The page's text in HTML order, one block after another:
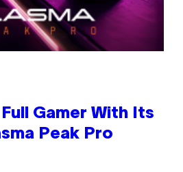
Gamer With Its
Peak Pro